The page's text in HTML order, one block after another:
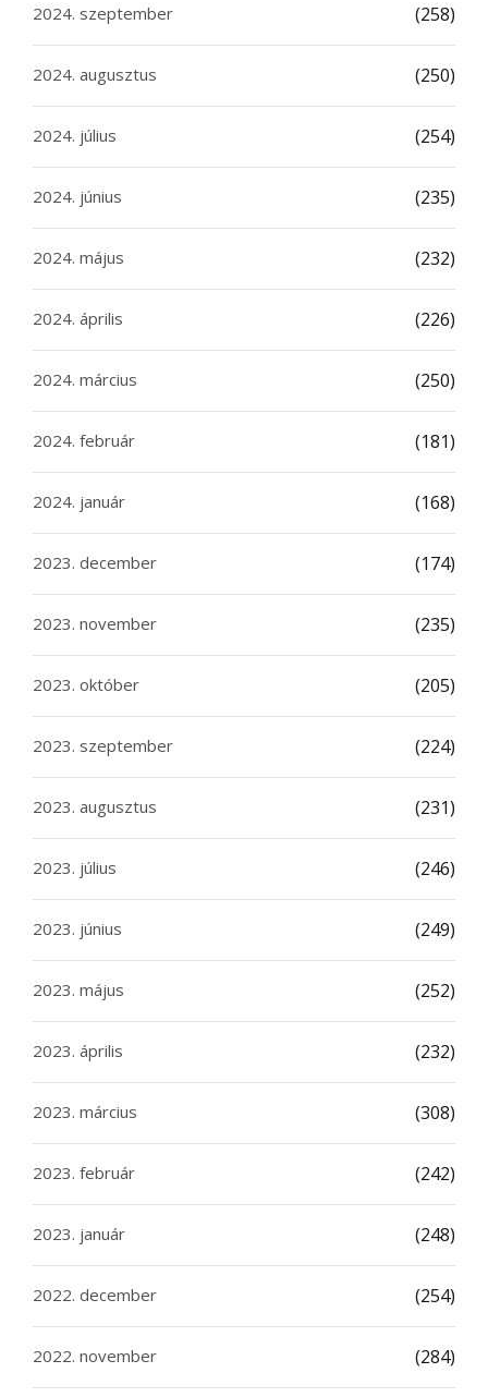
2024. szeptember (258)
2024. augusztus (250)
2024. július (254)
2024. június (235)
2024. május (232)
2024. április (226)
2024. március (250)
2024. február (181)
2024. január (168)
2023. december (174)
2023. november (235)
2023. október (205)
2023. szeptember (224)
2023. augusztus (231)
2023. július (246)
2023. június (249)
2023. május (252)
2023. április (232)
2023. március (308)
2023. február (242)
2023. január (248)
2022. december (254)
2022. november (284)